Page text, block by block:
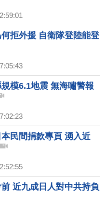
拒外援 自衛隊登陸能登
規模6.1地震 無海嘯警報
民間捐款專頁 湧入近
近九成日人對中共持負